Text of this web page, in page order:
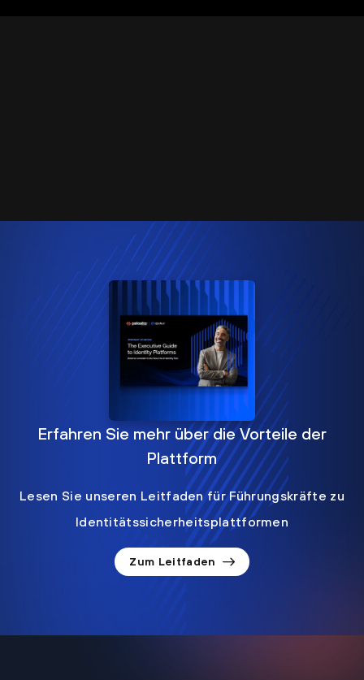
Erfahren Sie mehr über die Vorteile der
Plattform
Lesen Sie unseren Leitfaden für Führungskräfte zu
Identitätssicherheitsplattformen
Zum Leitfaden